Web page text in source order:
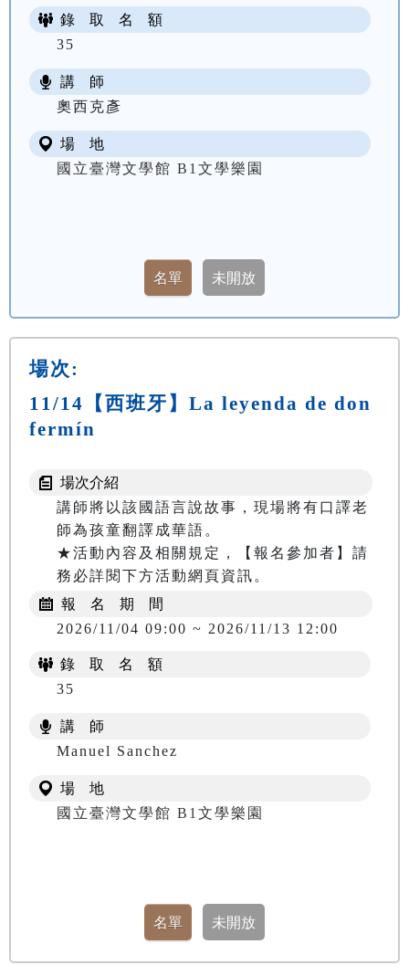
錄 取 名 額
35
講 師
奧西克彥
場 地
國立臺灣文學館 B1文學樂園
場次:
11/14【西班牙】La leyenda de don
fermín
場次介紹
講師將以該國語言說故事，現場將有口譯老
師為孩童翻譯成華語。
★活動內容及相關規定，【報名參加者】請
務必詳閱下方活動網頁資訊。
報 名 期 間
2026/11/04 09:00 ~ 2026/11/13 12:00
錄 取 名 額
35
講 師
Manuel Sanchez
場 地
國立臺灣文學館 B1文學樂園